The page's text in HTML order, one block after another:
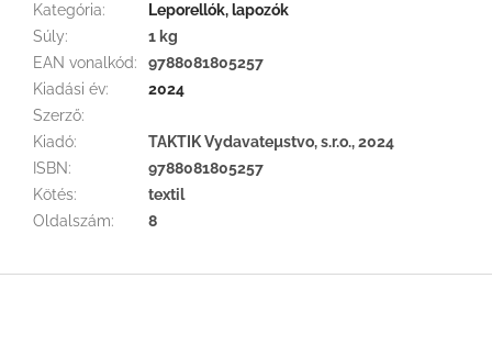
Kategória:
Leporellók, lapozók
Súly:
1 kg
EAN vonalkód:
9788081805257
Kiadási év:
2024
Szerző:
Kiadó:
TAKTIK Vydavateµstvo, s.r.o., 2024
ISBN:
9788081805257
Kötés:
textil
Oldalszám: 8